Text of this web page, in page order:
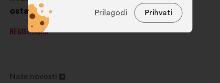
ostanimo u doticaju!
REGISTRACIJA
Naše novosti
kolačići kojima
se poboljšava vaše iskustvo prilikom
Prihvati
Prilagodi